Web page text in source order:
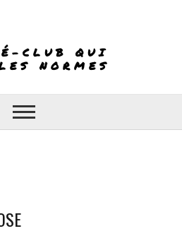
CLUB QUI
NORMES